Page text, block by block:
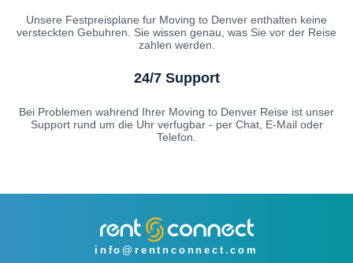
Unsere Festpreisplane fur Moving to Denver enthalten keine
versteckten Gebuhren. Sie wissen genau, was Sie vor der Reise
zahlen werden.
24/7 Support
Bei Problemen wahrend Ihrer Moving to Denver Reise ist unser
Support rund um die Uhr verfugbar - per Chat, E-Mail oder
Telefon.
info@rentnconnect.com